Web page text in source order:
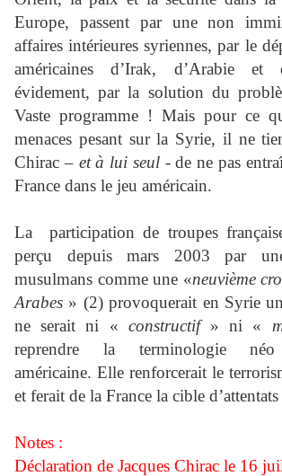
Europe, passent par une non
affaires intérieures syriennes, par le
américaines d’Irak, d’Arabie
évidement, par la solution du
Vaste programme ! Mais pour ce
menaces pesant sur la Syrie, il ne
Chirac – et à lui seul- de ne pas
France dans le jeu américain.
La participation de troupes
perçu depuis mars 2003 par
musulmans comme une «neuvième
Arabes » (2) provoquerait en Syrie
ne serait ni « constructif» ni «
reprendre la terminologie néo
américaine. Elle renforcerait le
et ferait de la France la cible
Notes :
Déclaration de Jacques Chirac le 16